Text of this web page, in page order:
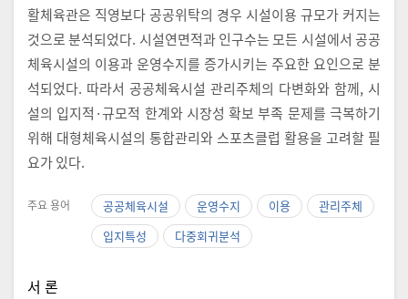
활체육관은 직영보다 공공위탁의 경우 시설이용 규모가 커지는
것으로 분석되었다. 시설연면적과 인구수는 모든 시설에서 공공
체육시설의 이용과 운영수지를 증가시키는 주요한 요인으로 분
석되었다. 따라서 공공체육시설 관리주체의 다변화와 함께, 시
설의 입지적·규모적 한계와 시장성 확보 부족 문제를 극복하기
위해 대형체육시설의 통합관리와 스포츠클럽 활용을 고려할 필
요가 있다.
주요 용어 공공체육시설 운영수지 이용
관리주체
입지특성
다중회귀분석
서 론